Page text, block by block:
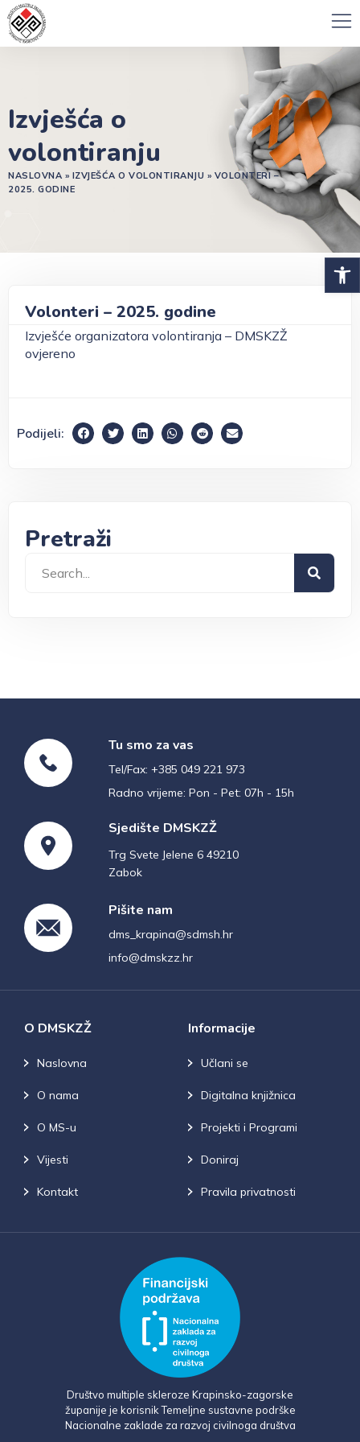
Izvješća o
volontiranju
NASLOVNA » IZVJEŠĆA O VOLONTIRANJU » VOLONTERI –
2025. GODINE
Volonteri – 2025. godine
Izvješće organizatora volontiranja – DMSKZŽ
ovjereno
Podijeli:
Pretraži
Tu smo za vas
Tel/Fax: +385 049 221 973
Radno vrijeme: Pon - Pet: 07h - 15h
Sjedište DMSKZŽ
Trg Svete Jelene 6 49210
Zabok
Pišite nam
dms_krapina@sdmsh.hr
info@dmskzz.hr
Društvo multiple skleroze Krapinsko-zagorske
županije je korisnik Temeljne sustavne podrške
Nacionalne zaklade za razvoj civilnoga društva
O DMSKZŽ
Naslovna
O nama
O MS-u
Vijesti
Kontakt
Informacije
Učlani se
Digitalna knjižnica
Projekti i Programi
Doniraj
Pravila privatnosti